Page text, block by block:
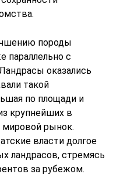
породы
параллельно с
оказались
такой
по площади и
крупнейших в
мировой рынок.
власти долгое
ландрасов, стремясь
за рубежом.